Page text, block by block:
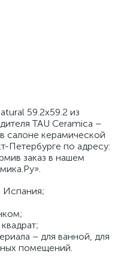
59.2x59.2 из
TAU Ceramica –
салоне керамической
Петербурге по адресу:
заказ в нашем
Испания;
– для ванной, для
помещений.